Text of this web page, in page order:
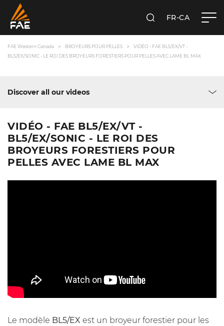
RECHERCHER
FR-CA
FAE Western Canada BROYEURS POUR PELLES
VIDÉO - FAE BL5/EX/VT -
BL5/EX/SONIC - LE ROI DES BROYEURS FORESTIERS POUR PELLES AVEC LAME BL MAX
Discover all our videos
VIDÉO - FAE BL5/EX/VT -
BL5/EX/SONIC - LE ROI DES
BROYEURS FORESTIERS POUR
PELLES AVEC LAME BL MAX
Le modèle BL5/EX est un broyeur forestier pour les